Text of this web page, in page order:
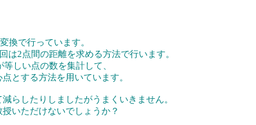
換で行っています。
は2点間の距離を求める方法で行います。
しい点の数を集計して、
とする方法を用いています。
らしたりしましたがうまくいきません。
いただけないでしょうか？